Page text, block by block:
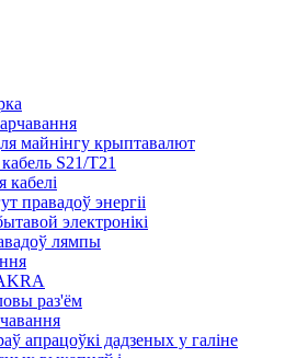
майнінгу крыптавалют
S21/T21
кабелі
правадоў энергіі
электронікі
лямпы
раз'ём
апрацоўкі дадзеных у галіне